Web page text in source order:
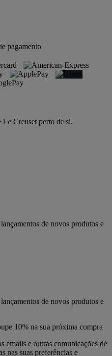
pagamento
Creuset perto de si.
de novos produtos e
de novos produtos e
10% na sua próxima compra
emails e outras comunicações de
nas suas preferências e